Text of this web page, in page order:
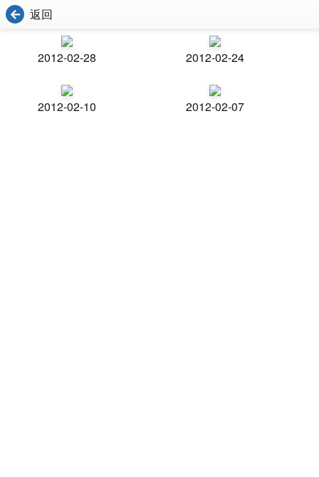
返回
2012-02-28 2012-02-24
2012-02-10 2012-02-07